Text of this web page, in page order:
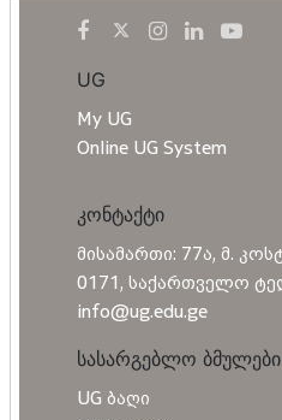
UG
My UG
Online UG System
კონტაქტი
მისამართი: 77ა, მ.
0171, საქართველო
info@ug.edu.ge
სასარგებლო ბმულები
UG ბაღი